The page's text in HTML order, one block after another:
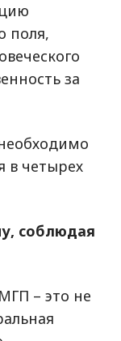
поля,
за
в четырех
соблюдая
– это не